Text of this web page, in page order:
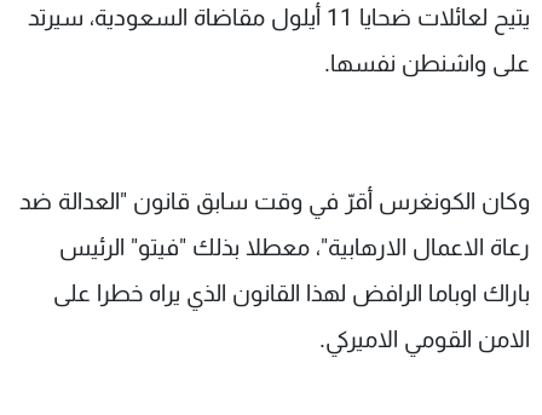
يتيح لعائلات ضحايا 11 أيلول مقاضاة السعودية، سيرتد
على واشنطن نفسها.
وكان الكونغرس أقرّ في وقت سابق قانون "العدالة ضد
رعاة الاعمال الارهابية"، معطلا بذلك "فيتو" الرئيس
باراك اوباما الرافض لهذا القانون الذي يراه خطرا على
الامن القومي الاميركي.